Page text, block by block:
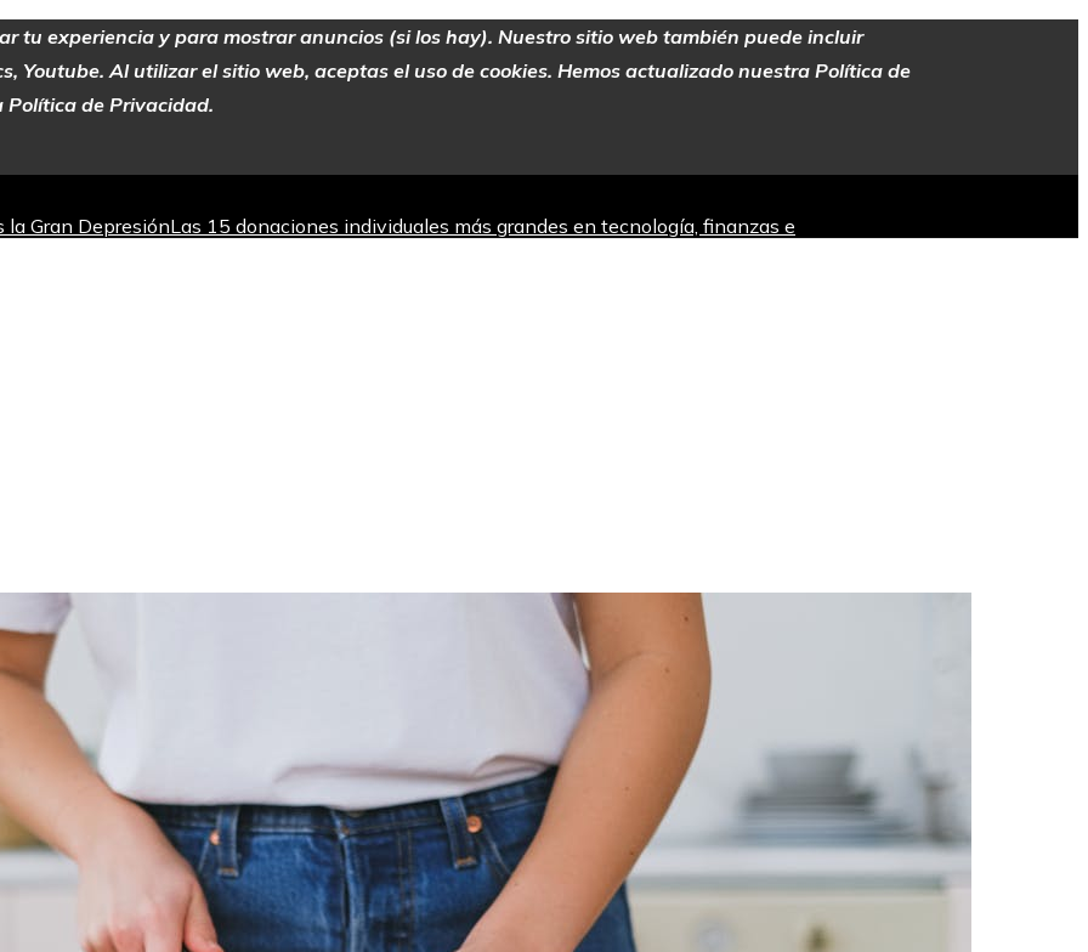
tu experiencia y para mostrar anuncios (si los hay). Nuestro sitio web también puede incluir
Youtube. Al utilizar el sitio web, aceptas el uso de cookies. Hemos actualizado nuestra Política de
Política de Privacidad.
Gran DepresiónLas 15 donaciones individuales más grandes en tecnología, finanzas e